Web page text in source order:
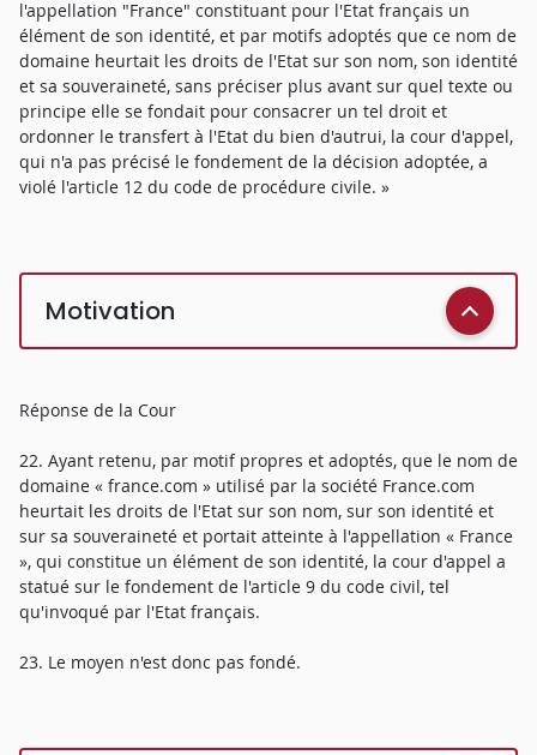
l'appellation "France" constituant pour l'Etat français un
élément de son identité, et par motifs adoptés que ce nom de
domaine heurtait les droits de l'Etat sur son nom, son identité
et sa souveraineté, sans préciser plus avant sur quel texte ou
principe elle se fondait pour consacrer un tel droit et
ordonner le transfert à l'Etat du bien d'autrui, la cour d'appel,
qui n'a pas précisé le fondement de la décision adoptée, a
violé l'article 12 du code de procédure civile. »
Motivation
Réponse de la Cour
22. Ayant retenu, par motif propres et adoptés, que le nom de
domaine « france.com » utilisé par la société France.com
heurtait les droits de l'Etat sur son nom, sur son identité et
sur sa souveraineté et portait atteinte à l'appellation « France
», qui constitue un élément de son identité, la cour d'appel a
statué sur le fondement de l'article 9 du code civil, tel
qu'invoqué par l'Etat français.
23. Le moyen n'est donc pas fondé.